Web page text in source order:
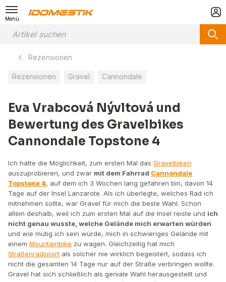
Menü
Rezensionen
Rezensionen Gravel Cannondale
Eva Vrabcová Nývltová und
Bewertung des Gravelbikes
Cannondale Topstone 4
Ich hatte die Möglichkeit, zum ersten Mal das Gravelbiken
auszuprobieren, und zwar mit dem Fahrrad Cannondale
Topstone 4, auf dem ich 3 Wochen lang gefahren bin, davon 14
Tage auf der Insel Lanzarote. Als ich überlegte, welches Rad ich
mitnehmen sollte, war Gravel für mich die beste Wahl. Schon
allein deshalb, weil ich zum ersten Mal auf die Insel reiste und ich
nicht genau wusste, welche Gelände mich erwarten würden
und wie mutig ich sein würde, mich in schwieriges Gelände mit
einem Mountainbike zu wagen. Gleichzeitig hat mich
Straßenradsport als solcher nie wirklich begeistert, sodass ich
nicht die gesamten 14 Tage nur auf der Straße verbringen wollte.
Gravel hat sich schließlich als geniale Wahl herausgestellt und